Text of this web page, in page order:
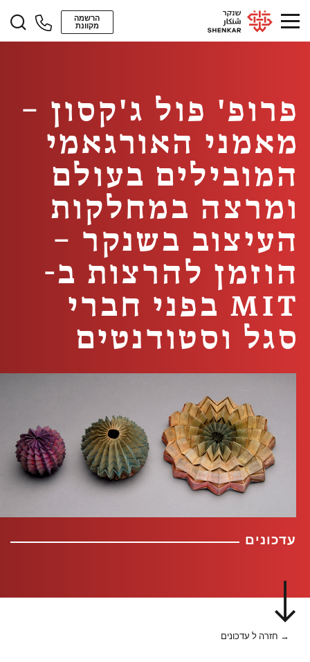
הרשמה
מקוונת
פרופ' פול ג'קסון –
מאמני האורגאמי
המובילים בעולם
ומרצה במחלקות
העיצוב בשנקר –
הוזמן להרצות ב-
MIT בפני חברי
סגל וסטודנטים
עדכונים
→ חזרה ל עדכונים